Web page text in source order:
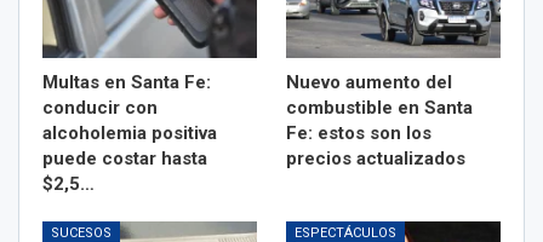
Multas en Santa Fe:
conducir con
alcoholemia positiva
puede costar hasta
$2,5…
Nuevo aumento del
combustible en Santa
Fe: estos son los
precios actualizados
SUCESOS ESPECTÁCULOS